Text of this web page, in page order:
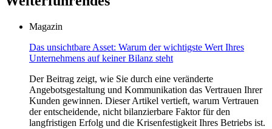
Magazin
Das unsichtbare Asset: Warum der wichtigste Wert Ihres
Unternehmens auf keiner Bilanz steht
Der Beitrag zeigt, wie Sie durch eine veränderte
Angebotsgestaltung und Kommunikation das Vertrauen Ihrer
Kunden gewinnen. Dieser Artikel vertieft, warum Vertrauen
der entscheidende, nicht bilanzierbare Faktor für den
langfristigen Erfolg und die Krisenfestigkeit Ihres Betriebs ist.